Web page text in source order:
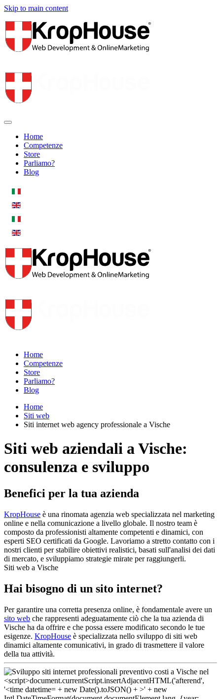
Skip to main content
Home
Competenze
Store
Parliamo?
Blog
Home
Competenze
Store
Parliamo?
Blog
Home
Siti web
Siti internet web agency professionale a Vische
Siti web aziendali a Vische:
consulenza e sviluppo
Benefici per la tua azienda
KropHouse è una rinomata agenzia web specializzata nel marketing
online e nella comunicazione a livello globale. Il nostro team è
composto da professionisti altamente competenti e dinamici, con
esperti SEO certificati da Google. Lavoriamo a stretto contatto con i
nostri clienti per stabilire obiettivi realistici, basati sull'analisi dei dati
di mercato, e sviluppiamo strategie mirate per raggiungerli.
Siti web a Vische
Hai bisogno di un sito internet?
Per garantire una corretta presenza online, è fondamentale avere un
sito web che rappresenti adeguatamente ciò che la tua azienda di
Vische ha da offrire e che possa essere modificato secondo le tue
esigenze. KropHouse è specializzata nello sviluppo di siti web
dinamici altamente comunicativi, in grado di trasmettere il valore
della tua attività.